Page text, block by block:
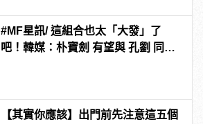
#MF星訊/ 這組合也太「大發」了
吧！韓媒：朴寶劍 有望與 孔劉 同框
【其實你應該】出門前先注意這五個